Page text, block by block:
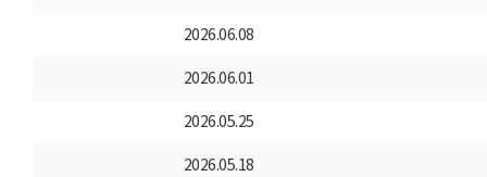
2026.06.08
2026.06.01
2026.05.25
2026.05.18